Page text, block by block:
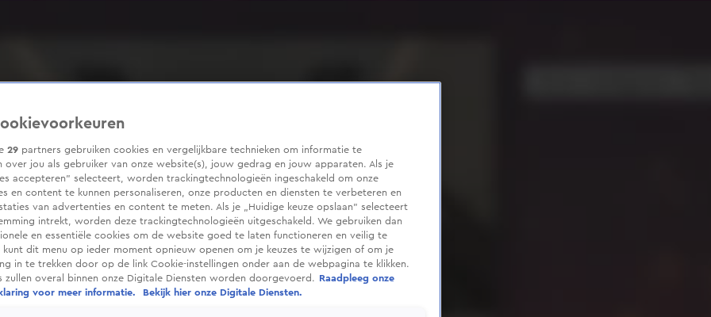
29 partners gebruiken cookies en vergelijkbare technieken om informatie te
over jou als gebruiker van onze website(s), jouw gedrag en jouw apparaten. Als je
accepteren” selecteert, worden trackingtechnologieën ingeschakeld om onze
en content te kunnen personaliseren, onze producten en diensten te verbeteren en
van advertenties en content te meten. Als je „Huidige keuze opslaan” selecteert
intrekt, worden deze trackingtechnologieën uitgeschakeld. We gebruiken dan
en essentiële cookies om de website goed te laten functioneren en veilig te
kunt dit menu op ieder moment opnieuw openen om je keuzes te wijzigen of om je
in te trekken door op de link Cookie-instellingen onder aan de webpagina te klikken.
zullen overal binnen onze Digitale Diensten worden doorgevoerd.
Raadpleeg onze
voor meer informatie.
Bekijk hier onze Digitale Diensten.